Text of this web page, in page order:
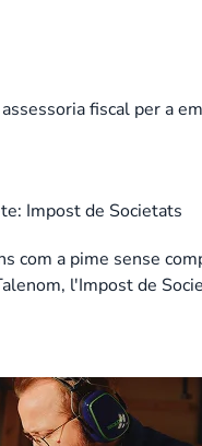
fiscal per a
Impost de Societats
a pime sense
l'Impost de